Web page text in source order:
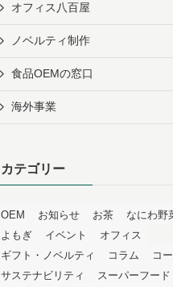
オフィス八百屋
ノベルティ制作
食品OEMの窓口
海外事業
カテゴリー
OEM お知らせ お茶 なにわ野
よもぎ
イベント
オフィス
ギフト・ノベルティ
コラム
コ
サステナビリティ
スーパーフード